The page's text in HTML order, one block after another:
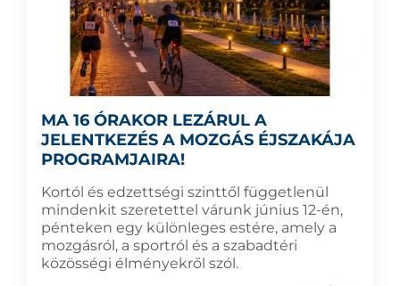
MA 16 ÓRAKOR LEZÁRUL A
JELENTKEZÉS A MOZGÁS ÉJSZAKÁJA
PROGRAMJAIRA!
Kortól és edzettségi szinttől függetlenül
mindenkit szeretettel várunk június 12-én,
pénteken egy különleges estére, amely a
mozgásról, a sportról és a szabadtéri
közösségi élményekről szól.